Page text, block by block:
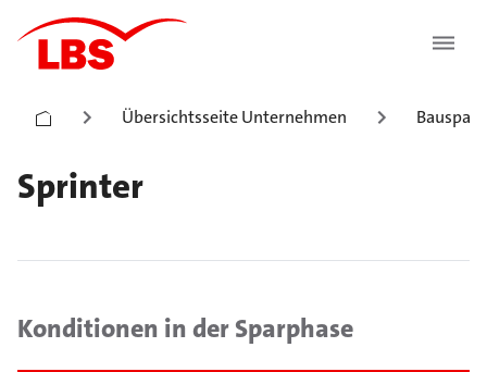
Übersichtsseite Unternehmen
Sprinter
Konditionen in der Sparphase